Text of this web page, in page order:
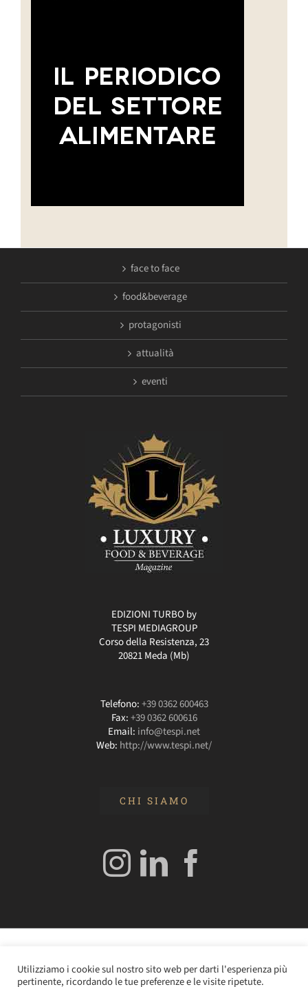
face to face
food&beverage
protagonisti
attualità
eventi
EDIZIONI TURBO by
TESPI MEDIAGROUP
Corso della Resistenza, 23
20821 Meda (Mb)
Telefono:+39 0362 600463
Fax:+39 0362 600616
Email: info@tespi.net
Web: http://www.tespi.net/
CHI SIAMO
Angelo Frigerio -Cookie Policy–Privacy Policy- P.IVA
Utilizziamo i cookie sul nostro sito web per darti l'esperienza più
pertinente, ricordando le tue preferenze e le visite ripetute.